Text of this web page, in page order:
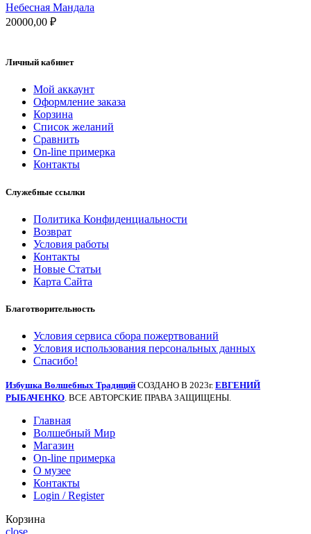
Небесная Мандала
20000,00 ₽
Личный кабинет
Мой аккаунт
Оформление заказа
Корзина
Список желаний
Сравнить
On-line примерка
Контакты
Служебные ссылки
Политика Конфиденциальности
Возврат
Условия работы
Контакты
Новые Статьи
Карта Сайта
Благотворительность
Условия сервиса сбора пожертвований
Условия использования персональных данных
Спасибо!
Избушка Волшебных Традиций СОЗДАНО В 2023г. ЕВГЕНИЙ
РЫБАЧЕНКО. ВСЕ АВТОРСКИЕ ПРАВА ЗАЩИЩЕНЫ.
Главная
Волшебный Мир
Магазин
On-line примерка
О музее
Контакты
Login / Register
Корзина